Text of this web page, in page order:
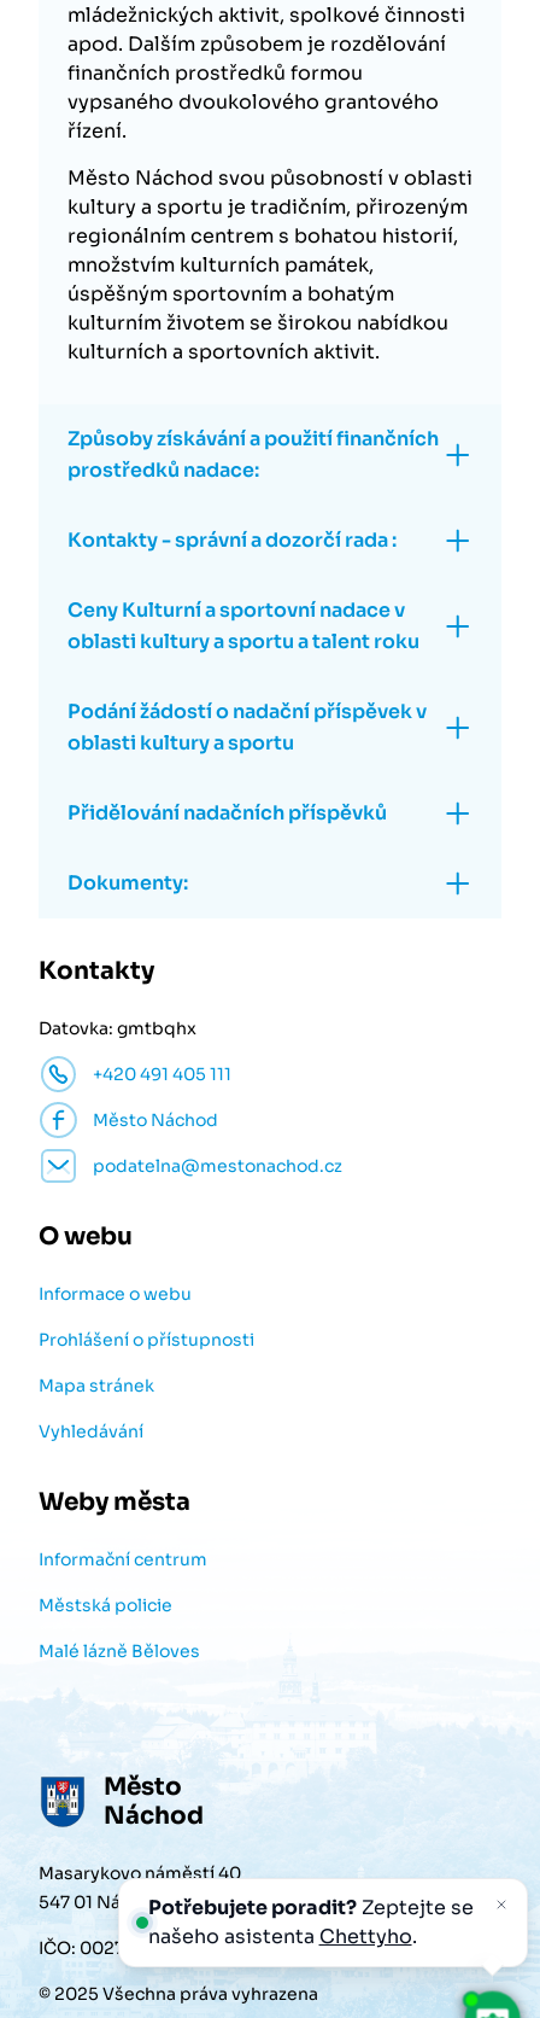
mládežnických aktivit, spolkové činnosti
apod. Dalším způsobem je rozdělování
finančních prostředků formou
vypsaného dvoukolového grantového
řízení.
Město Náchod svou působností v oblasti
kultury a sportu je tradičním, přirozeným
regionálním centrem s bohatou historií,
množstvím kulturních památek,
úspěšným sportovním a bohatým
kulturním životem se širokou nabídkou
kulturních a sportovních aktivit.
Způsoby získávání a použití finančních
prostředků nadace:
Kontakty - správní a dozorčí rada :
Ceny Kulturní a sportovní nadace v
oblasti kultury a sportu a talent roku
Podání žádostí o nadační příspěvek v
oblasti kultury a sportu
Přidělování nadačních příspěvků
Dokumenty:
Kontakty
Datovka: gmtbqhx
+420 491 405 111
Město Náchod
podatelna@mestonachod.cz
O webu
Informace o webu
Prohlášení o přístupnosti
Mapa stránek
Vyhledávání
Weby města
Informační centrum
Městská policie
Malé lázně Běloves
Město
Náchod
Masarykovo náměstí 40
547 01 Náchod
IČO: 00272868
© 2025 Všechna práva vyhrazena
Potřebujete poradit?Zeptejte se
našeho asistenta Chettyho.